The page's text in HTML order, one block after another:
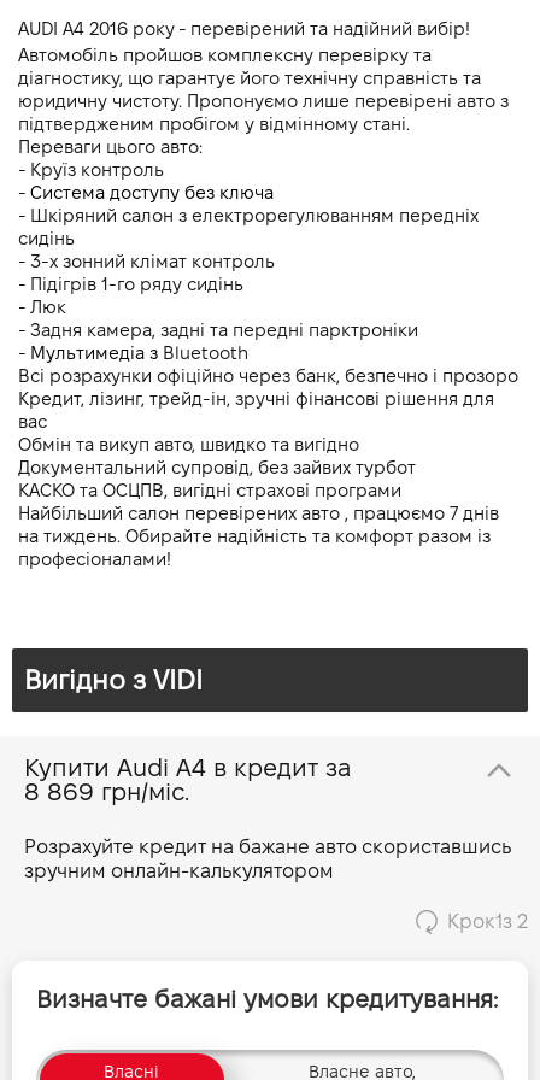
Викиди CO2, г/км (змішаний)
Динаміка розгону 0-100 км/г
AUDI A4 2016 року - перевірений та надійний вибір!
Автомобіль пройшов комплексну перевірку та
діагностику, що гарантує його технічну справність та
юридичну чистоту. Пропонуємо лише перевірені авто з
підтвердженим пробігом у відмінному стані.
Переваги цього авто:
- Круїз контроль
- Система доступу без ключа
- Шкіряний салон з електрорегулюванням передніх
сидінь
- 3-х зонний клімат контроль
- Підігрів 1-го ряду сидінь
- Люк
- Задня камера, задні та передні парктроніки
- Мультимедіа з Bluetooth
Всі розрахунки офіційно через банк, безпечно і прозоро
Кредит, лізинг, трейд-ін, зручні фінансові рішення для
вас
Обмін та викуп авто, швидко та вигідно
Документальний супровід, без зайвих турбот
КАСКО та ОСЦПВ, вигідні страхові програми
Найбільший салон перевірених авто , працюємо 7 днів
на тиждень. Обирайте надійність та комфорт разом із
професіоналами!
Вигідно з VIDI
Купити Audi A4 в кредит за
8 869 грн/міс.
Розрахуйте кредит на бажане авто скориставшись
зручним онлайн-калькулятором
Крок1з 2
Визначте бажані умови кредитування:
Власні
Власне авто,